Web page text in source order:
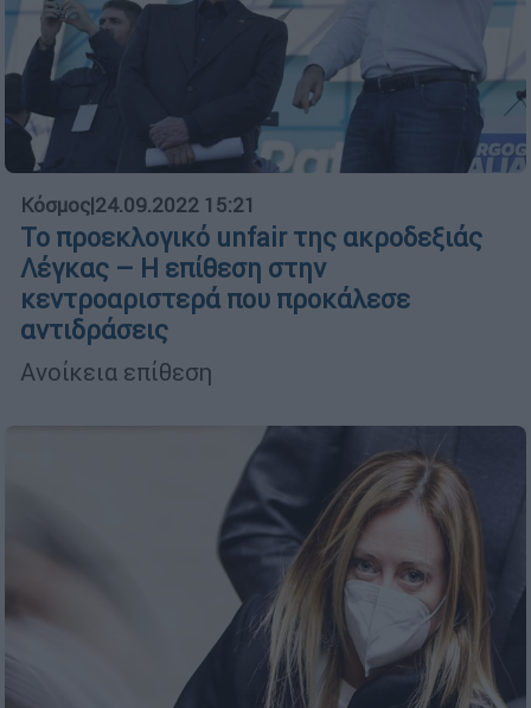
Κόσμος|24.09.2022 15:21
Το προεκλογικό unfair της ακροδεξιάς
Λέγκας – Η επίθεση στην
κεντροαριστερά που προκάλεσε
αντιδράσεις
Ανοίκεια επίθεση